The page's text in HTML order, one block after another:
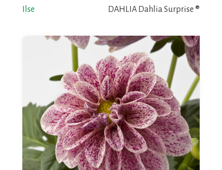
Ilse DAHLIA Dahlia Surprise ®